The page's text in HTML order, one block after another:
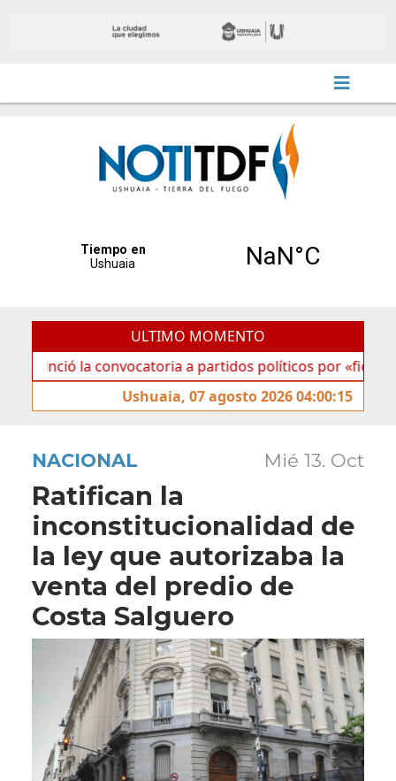
ULTIMO MOMENTO
la convocatoria a partidos políticos por «ficha limpia»
Ushuaia, 07 agosto 2026 04:00:15
NACIONAL Mié 13. Oct
Ratifican la
inconstitucionalidad de
la ley que autorizaba la
venta del predio de
Costa Salguero